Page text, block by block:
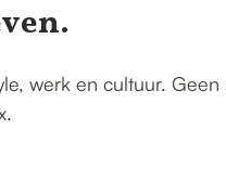
werk en cultuur.